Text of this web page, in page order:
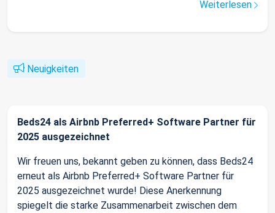
Weiterlesen
Neuigkeiten
Beds24 als Airbnb Preferred+ Software Partner für
2025 ausgezeichnet
Wir freuen uns, bekannt geben zu können, dass Beds24
erneut als Airbnb Preferred+ Software Partner für
2025 ausgezeichnet wurde! Diese Anerkennung
spiegelt die starke Zusammenarbeit zwischen dem